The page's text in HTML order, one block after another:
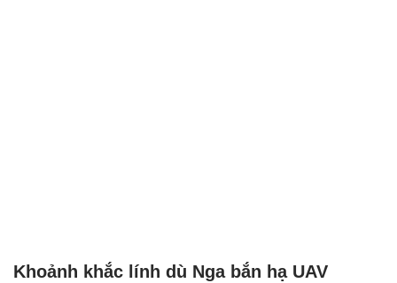
Khoảnh khắc lính dù Nga bắn hạ UAV